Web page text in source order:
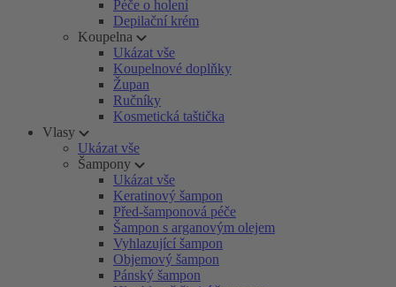
Péče o holení
Depilační krém
Koupelna
Ukázat vše
Koupelnové doplňky
Župan
Ručníky
Kosmetická taštička
Vlasy
Ukázat vše
Šampony
Ukázat vše
Keratinový šampon
Před-šamponová péče
Šampon s arganovým olejem
Vyhlazující šampon
Objemový šampon
Pánský šampon